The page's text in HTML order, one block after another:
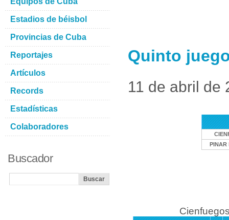
Quinto
11 de abril de
PINAR
Estadios de béisbol
Provincias de Cuba
Reportajes
Artículos
Records
Estadísticas
Colaboradores
Buscador